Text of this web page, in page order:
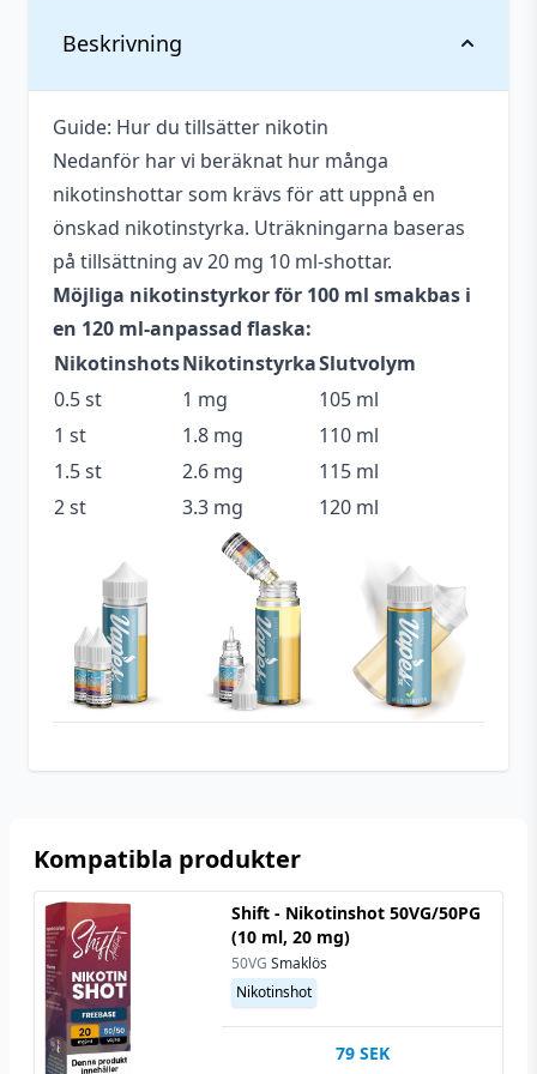
Beskrivning
Guide: Hur du tillsätter nikotin
Nedanför har vi beräknat hur många
nikotinshottar som krävs för att uppnå en
önskad nikotinstyrka. Uträkningarna baseras
på tillsättning av 20 mg 10 ml-shottar.
Möjliga nikotinstyrkor för 100 ml smakbas i
en 120 ml-anpassad flaska:
NikotinshotsNikotinstyrkaSlutvolym
0.5 st
1 mg
105 ml
1 st
1.8 mg
110 ml
1.5 st
2.6 mg
115 ml
2 st
3.3 mg 120 ml
Vikt
Anpassad för
nikotinstyrka
Antal ml
100 ml
Blandning
70VG / 30PG
Flaskstorlek
120 ml
Serie
Fizzy
Tillverkare
Mohawk & Co.
Tillverkningsland
Typ
Shortfill
Utrymme för
20 ml (2 st)
Smakprofil
Citronpaj
Beskrivande
Söt,Krämig
Kompatibla produkter
Shift - Nikotinshot 50VG/50PG
(10 ml, 20 mg)
50VG Smaklös
Nikotinshot
79 SEK